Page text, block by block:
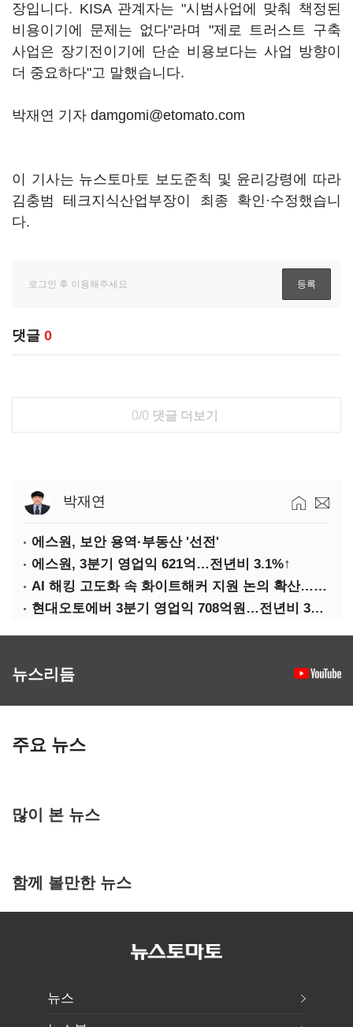
장입니다. KISA 관계자는 "시범사업에 맞춰 책정된
비용이기에 문제는 없다"라며 "제로 트러스트 구축
사업은 장기전이기에 단순 비용보다는 사업 방향이
더 중요하다"고 말했습니다.
박재연 기자 damgomi@etomato.com
이 기사는 뉴스토마토 보도준칙 및 윤리강령에 따라
김충범 테크지식산업부장이 최종 확인·수정했습니
다.
댓글 0
0/0 댓글 더보기
박재연
에스원, 보안 용역·부동산 '선전'
에스원, 3분기 영업익 621억…전년비 3.1%↑
AI 해킹 고도화 속 화이트해커 지원 논의 확산…'버그바운티' 재조명
현대오토에버 3분기 영업익 708억원…전년비 34.8%↑
뉴스리듬
주요 뉴스
많이 본 뉴스
함께 볼만한 뉴스
뉴스